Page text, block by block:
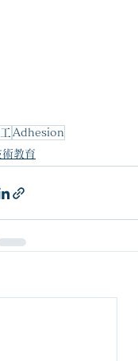
Adhesion
術教育